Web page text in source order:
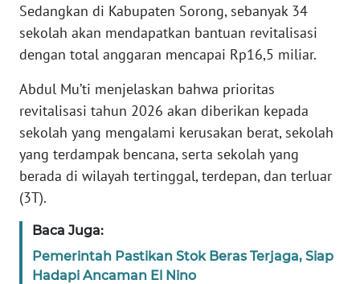
Sedangkan di Kabupaten Sorong, sebanyak 34
sekolah akan mendapatkan bantuan revitalisasi
dengan total anggaran mencapai Rp16,5 miliar.
Abdul Mu’ti menjelaskan bahwa prioritas
revitalisasi tahun 2026 akan diberikan kepada
sekolah yang mengalami kerusakan berat, sekolah
yang terdampak bencana, serta sekolah yang
berada di wilayah tertinggal, terdepan, dan terluar
(3T).
Baca Juga:
Pemerintah Pastikan Stok Beras Terjaga, Siap
Hadapi Ancaman El Nino
Wahana
News
Regional
WN
SUMUT
WN
JAKARTA
JABAR
WN